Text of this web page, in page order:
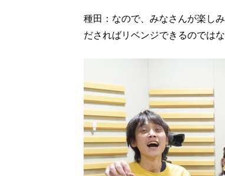
種田：なので、みなさんが楽し
ださればリベンジできるのではな